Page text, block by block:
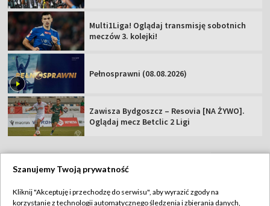
Multi1Liga! Oglądaj transmisję sobotnich
meczów 3. kolejki!
Pełnosprawni (08.08.2026)
Zawisza Bydgoszcz – Resovia [NA ŻYWO].
Oglądaj mecz Betclic 2 Ligi
Szanujemy Twoją prywatność
Kliknij "Akceptuję i przechodzę do serwisu", aby wyrazić zgody na
korzystanie z technologii automatycznego śledzenia i zbierania danych,